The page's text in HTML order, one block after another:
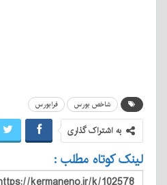
شاخص بورس فرابورس
به اشتراک گذاری
لینک کوتاه مطلب :